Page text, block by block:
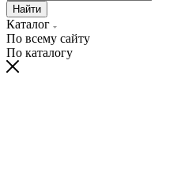
Найти
Каталог
По всему сайту
По каталогу